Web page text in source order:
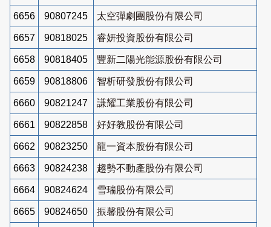
6656 90807245 太空彈劇團股份有限公司
6657 90818025 睿妍投資股份有限公司
6658 90818405 豐新二陽光能源股份有限公司
6659 90818806 智析研發股份有限公司
6660 90821247 謙耀工業股份有限公司
6661 90822858 好好教股份有限公司
6662 90823250 龍一資本股份有限公司
6663 90824238 趨勢不動產股份有限公司
6664 90824624 雪瑞股份有限公司
6665 90824650 振馨股份有限公司